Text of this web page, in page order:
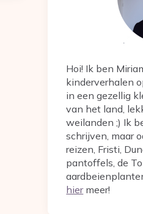
Hoi! Ik ben
kinderverhalen
in een gezellig
van het land,
weilanden ;) Ik
schrijven, maar
reizen, Fristi,
pantoffels, de
hiermeer!